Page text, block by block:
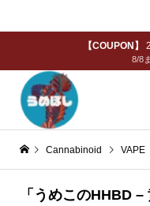
【COUPON】
8/8
Cannabinoid VAPE
「うめこのHHBD